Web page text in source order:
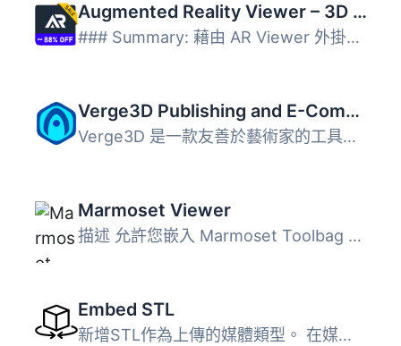
Augmented Reality Viewer – 3D Model Viewer
### Summary: 藉由 AR Viewer 外掛在您的 WordPress 網站上體...
Verge3D Publishing and E-Commerce
Verge3D 是一款友善於藝術家的工具包，專為創建互動式 WebGL ...
Marmoset Viewer
描述 允許您嵌入 Marmoset Toolbag mview 文件，讓人們以全貌...
Embed STL
新增STL作為上傳的媒體類型。 在媒體瀏覽器中加入STL過濾器...